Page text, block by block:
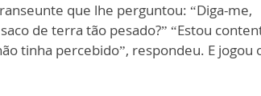
que lhe perguntou: “Diga-me,
de terra tão pesado?” “Estou
tinha percebido”, respondeu. E jogou